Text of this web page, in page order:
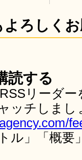
ろしく
読する
リーダ
ッチしま
ル」「概要